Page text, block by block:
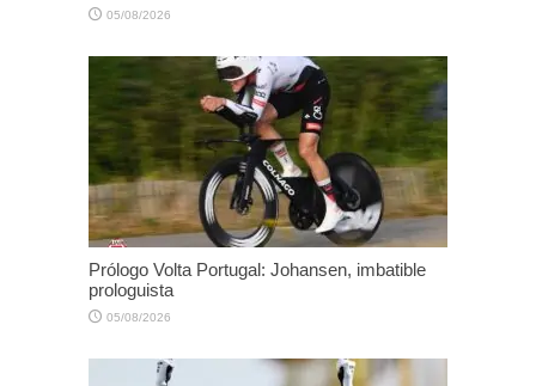
05/08/2026
Prólogo Volta Portugal: Johansen, imbatible
prologuista
05/08/2026